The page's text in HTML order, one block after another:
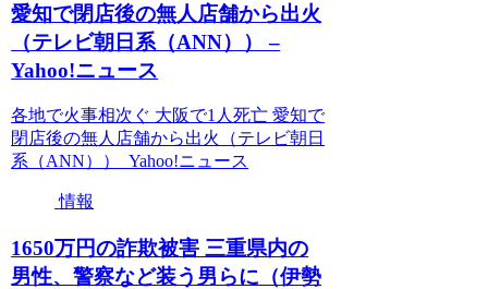
愛知で閉店後の無人店舗から出火
（テレビ朝日系（ANN）） –
Yahoo!ニュース
各地で火事相次ぐ 大阪で1人死亡 愛知で
閉店後の無人店舗から出火（テレビ朝日
系（ANN）） Yahoo!ニュース
情報
1650万円の詐欺被害 三重県内の
男性、警察など装う男らに（伊勢